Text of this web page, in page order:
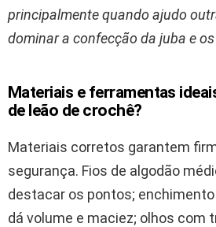
principalmente quando ajudo
dominar a confecção da juba e
Materiais e ferramentas
de leão de crochê?
Materiais corretos garantem
segurança. Fios de algodão
destacar os pontos;
dá volume e maciez; olhos com